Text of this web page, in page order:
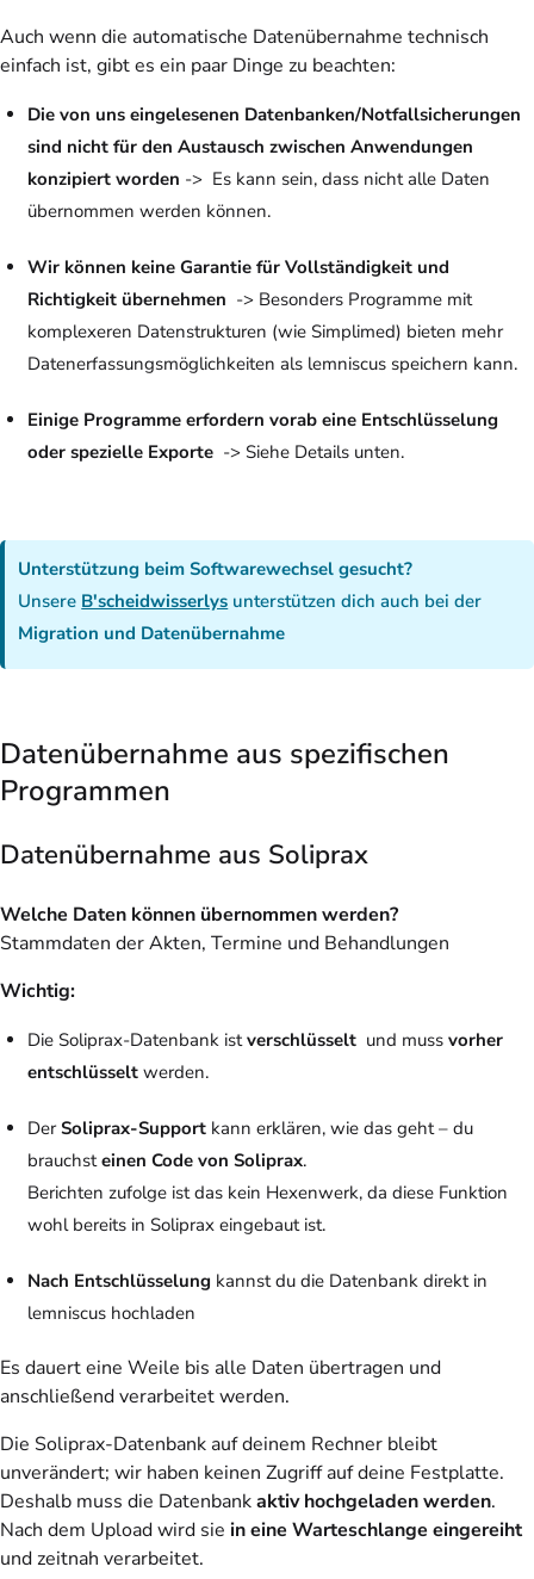
Auch wenn die automatische Datenübernahme technisch
einfach ist, gibt es ein paar Dinge zu beachten:
Die von uns eingelesenen Datenbanken/Notfallsicherungen
sind nicht für den Austausch zwischen Anwendungen
konzipiert worden -> Es kann sein, dass nicht alle Daten
übernommen werden können.
Wir können keine Garantie für Vollständigkeit und
Richtigkeit übernehmen -> Besonders Programme mit
komplexeren Datenstrukturen (wie Simplimed) bieten mehr
Datenerfassungsmöglichkeiten als lemniscus speichern kann.
Einige Programme erfordern vorab eine Entschlüsselung
oder spezielle Exporte-> Siehe Details unten.
Unterstützung beim Softwarewechsel gesucht?
Unsere B'scheidwisserlys unterstützen dich auch bei der
Migration und Datenübernahme
Datenübernahme aus spezifischen
Programmen
Datenübernahme aus Soliprax
Welche Daten können übernommen werden?
Stammdaten der Akten, Termine und Behandlungen
Wichtig:
Die Soliprax-Datenbank istverschlüsseltund muss vorher
entschlüsseltwerden.
DerSoliprax-Supportkann erklären, wie das geht – du
brauchsteinen Code von Soliprax.
Berichten zufolge ist das kein Hexenwerk, da diese Funktion
wohl bereits in Soliprax eingebaut ist.
Nach Entschlüsselung kannst du die Datenbank direkt in
lemniscus hochladen
Es dauert eine Weile bis alle Daten übertragen und
anschließend verarbeitet werden.
Die Soliprax-Datenbank auf deinem Rechner bleibt
unverändert; wir haben keinen Zugriff auf deine Festplatte.
Deshalb muss die Datenbankaktiv hochgeladen werden.
Nach dem Upload wird sie in eine Warteschlange eingereiht
und zeitnah verarbeitet.